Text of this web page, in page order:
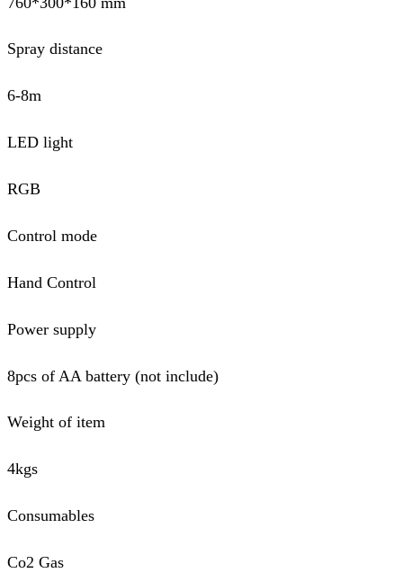
Spray distance
6-8m
LED light
RGB
Control mode
Hand Control
Power supply
8pcs of AA battery (not include)
Weight of item
4kgs
Consumables
Co2 Gas